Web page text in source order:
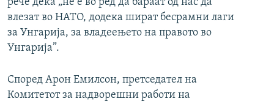
влезат во НАТО, додека шират бесрамни лаги
за Унгарија, за владеењето на правото во
Унгарија”.
Според Арон Емилсон, претседател на
Комитетот за надворешни работи на